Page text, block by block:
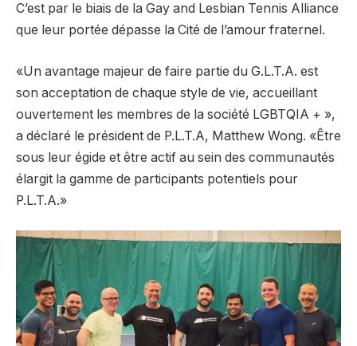
C’est par le biais de la Gay and Lesbian Tennis Alliance
que leur portée dépasse la Cité de l’amour fraternel.
«Un avantage majeur de faire partie du G.L.T.A. est
son acceptation de chaque style de vie, accueillant
ouvertement les membres de la société LGBTQIA + »,
a déclaré le président de P.L.T.A, Matthew Wong. «Être
sous leur égide et être actif au sein des communautés
élargit la gamme de participants potentiels pour
P.L.T.A.»